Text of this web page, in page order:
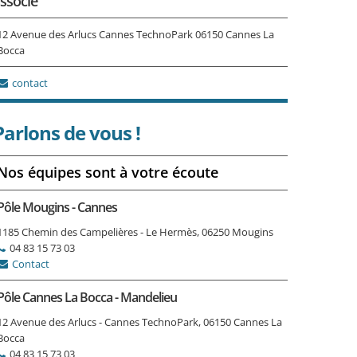
Avenue des Arlucs Cannes TechnoPark 06150 Cannes La
contact
de vous !
équipes sont à votre écoute
Mougins - Cannes
Chemin des Campelières - Le Hermès, 06250 Mougins
04 83 15 73 03
Contact
Cannes La Bocca - Mandelieu
Avenue des Arlucs - Cannes TechnoPark, 06150 Cannes La
04 83 15 73 03